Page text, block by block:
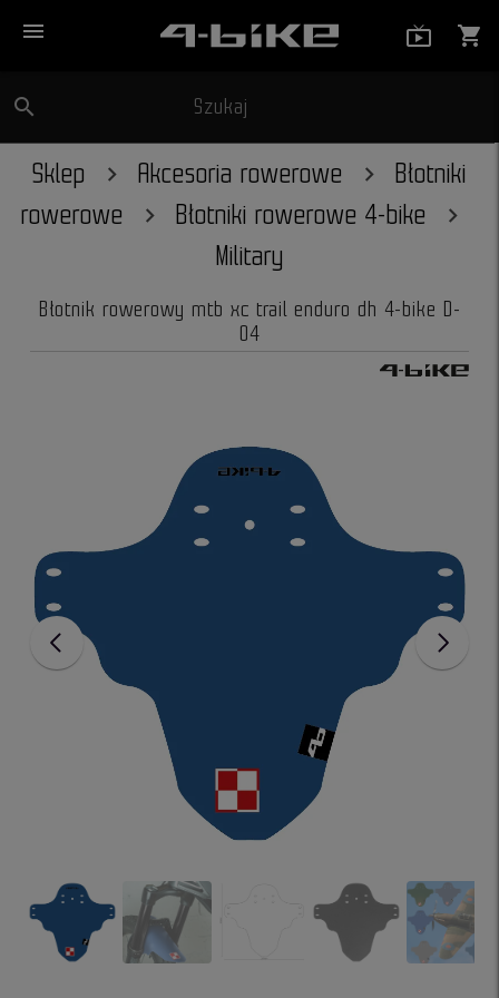
menu shopping_cart
search Szukaj
Sklep Akcesoria rowerowe
Błotniki
rowerowe
Błotniki rowerowe 4-bike
Military
Błotnik rowerowy mtb xc trail enduro dh 4-bike D-
04